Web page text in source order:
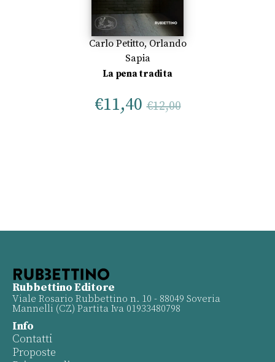
Carlo Petitto,Orlando
Sapia
La pena tradita
€11,40 €12,00
Rubbettino Editore
Viale Rosario Rubbettino n. 10 - 88049 Soveria
Mannelli (CZ) Partita Iva 01933480798
Info
Contatti
Proposte